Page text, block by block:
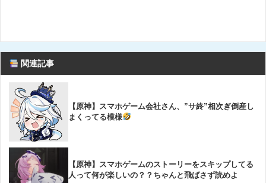
関連記事
【原神】スマホゲーム会社さん、”サ終”相次ぎ倒産し
まくってる模様
【原神】スマホゲームのストーリーをスキップしてる
人って何が楽しいの？？ちゃんと飛ばさず読めよ